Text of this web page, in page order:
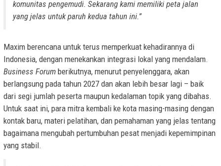
komunitas pengemudi. Sekarang kami memiliki peta jalan
yang jelas untuk paruh kedua tahun ini.”
Maxim berencana untuk terus memperkuat kehadirannya di
Indonesia, dengan menekankan integrasi lokal yang mendalam.
Business Forum berikutnya, menurut penyelenggara, akan
berlangsung pada tahun 2027 dan akan lebih besar lagi – baik
dari segi jumlah peserta maupun kedalaman topik yang dibahas.
Untuk saat ini, para mitra kembali ke kota masing-masing dengan
kontak baru, materi pelatihan, dan pemahaman yang jelas tentang
bagaimana mengubah pertumbuhan pesat menjadi kepemimpinan
yang stabil.